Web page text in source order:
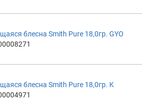
блесна Smith Pure 18,0гр. GYO
блесна Smith Pure 18,0гр. K